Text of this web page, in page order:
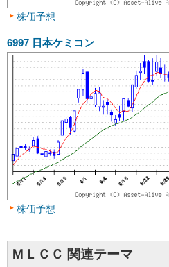
株価予想
6997 日本ケミコン
株価予想
ＭＬＣＣ 関連テーマ